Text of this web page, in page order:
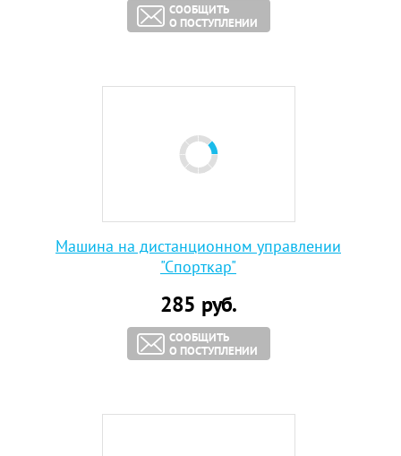
СООБЩИТЬ
О ПОСТУПЛЕНИИ
Машина на дистанционном управлении
"Спорткар"
285 руб.
СООБЩИТЬ
О ПОСТУПЛЕНИИ